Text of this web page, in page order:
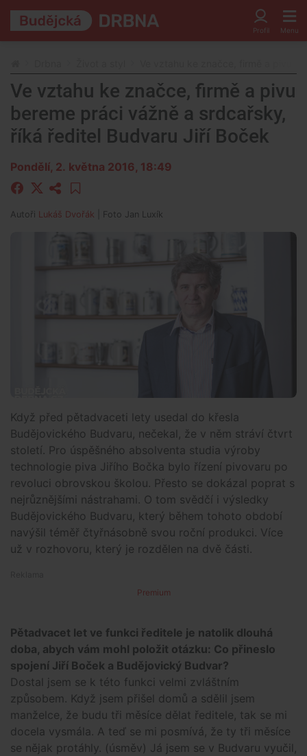
Ve vztahu ke značce, firmě a pivu
bereme práci vážně a srdcařsky,
říká ředitel Budvaru Jiří Boček
Pondělí, 2. května 2016, 18:49
Autoři Lukáš Dvořák | Foto Jan Luxík
Když před pětadvaceti lety usedal do křesla
Budějovického Budvaru, nečekal, že v něm stráví čtvrt
století. Pro úspěšného absolventa studia výroby
technologie piva Jiřího Bočka bylo řízení pivovaru po
revoluci obrovskou školou. Přesto se dokázal poprat s
nejrůznějšími nástrahami. O tom svědčí i výsledky
Budějovického Budvaru, který během tohoto období
navýšil téměř čtyřnásobně svou roční produkci. Více
už v rozhovoru, který je rozdělen na dvě části.
Premium
Pětadvacet let ve funkci ředitele je natolik dlouhá
doba, abych vám mohl položit otázku: Co přineslo
spojení Jiří Boček a Budějovický Budvar?
Dostal jsem se k této funkci velmi zvláštním
způsobem. Když jsem přišel domů a sdělil jsem
manželce, že budu tři měsíce dělat ředitele, tak se mi
docela vysmála. A teď se mi posmívá, že ty tři měsíce
se nějak protáhly. (úsměv) Já jsem se v Budvaru vyučil,